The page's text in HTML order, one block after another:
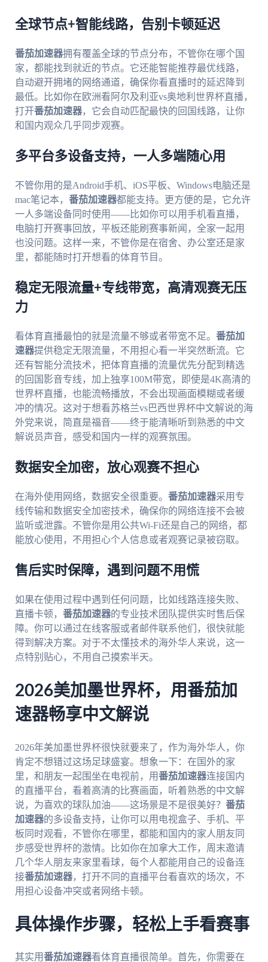
全球节点+智能线路，告别卡顿延迟
番茄加速器拥有覆盖全球的节点分布，不管你在哪个国
家，都能找到就近的节点。它还能智能推荐最优线路，
自动避开拥堵的网络通道，确保你看直播时的延迟降到
最低。比如你在欧洲看阿尔及利亚vs奥地利世界杯直播，
打开番茄加速器，它会自动匹配最快的回国线路，让你
和国内观众几乎同步观赛。
多平台多设备支持，一人多端随心用
不管你用的是Android手机、iOS平板、Windows电脑还是
mac笔记本， 番茄加速器都能支持。更方便的是，它允许
一人多端设备同时使用——比如你可以用手机看直播，
电脑打开赛事回放，平板还能刷赛事新闻，全家一起用
也没问题。这样一来，不管你是在宿舍、办公室还是家
里，都能随时打开想看的体育节目。
稳定无限流量+专线带宽，高清观赛无压
力
看体育直播最怕的就是流量不够或者带宽不足。 番茄加
速器提供稳定无限流量，不用担心看一半突然断流。它
还有智能分流技术，把体育直播的流量优先分配到精选
的回国影音专线，加上独享100M带宽，即使是4K高清的
世界杯直播，也能流畅播放，不会出现画面模糊或者缓
冲的情况。这对于想看苏格兰vs巴西世界杯中文解说的海
外党来说，简直是福音——终于能清晰听到熟悉的中文
解说员声音，感受和国内一样的观赛氛围。
数据安全加密，放心观赛不担心
在海外使用网络，数据安全很重要。 番茄加速器采用专
线传输和数据安全加密技术，确保你的网络连接不会被
监听或泄露。不管你是用公共Wi-Fi还是自己的网络，都
能放心使用，不用担心个人信息或者观赛记录被窃取。
售后实时保障，遇到问题不用慌
如果在使用过程中遇到任何问题，比如线路连接失败、
直播卡顿， 番茄加速器的专业技术团队提供实时售后保
障。你可以通过在线客服或者邮件联系他们，很快就能
得到解决方案。对于不太懂技术的海外华人来说，这一
点特别贴心，不用自己摸索半天。
2026美加墨世界杯，用番茄加
速器畅享中文解说
2026年美加墨世界杯很快就要来了，作为海外华人，你
肯定不想错过这场足球盛宴。想象一下：在国外的家
里，和朋友一起围坐在电视前，用番茄加速器连接国内
的直播平台，看着高清的比赛画面，听着熟悉的中文解
说，为喜欢的球队加油——这场景是不是很美好？ 番茄
加速器的多设备支持，让你可以用电视盒子、手机、平
板同时观看，不管你在哪里，都能和国内的家人朋友同
步感受世界杯的激情。比如你在加拿大工作，周末邀请
几个华人朋友来家里看球，每个人都能用自己的设备连
接番茄加速器，打开不同的直播平台看喜欢的场次，不
用担心设备冲突或者网络卡顿。
具体操作步骤，轻松上手看赛事
其实用番茄加速器看体育直播很简单。首先，你需要在